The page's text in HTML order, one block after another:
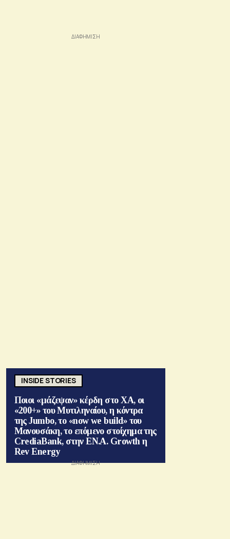
INSIDE STORIES
Ποιοι «μάζεψαν» κέρδη στο ΧΑ, οι
«200+» του Μυτιληναίου, η κόντρα
της Jumbo, το «now we build» του
Μανουσάκη, το επόμενο στοίχημα της
CrediaBank, στην ΕΝ.Α. Growth η
Rev Energy